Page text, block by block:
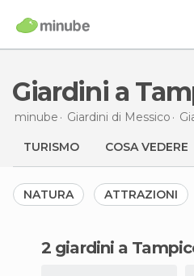
Giardini a
minube Giardini di Messico
TURISMO COSA VEDERE
NATURA ATTRAZIONI
2 giardini a